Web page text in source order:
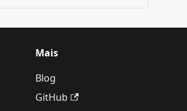
Mais
Blog
GitHub